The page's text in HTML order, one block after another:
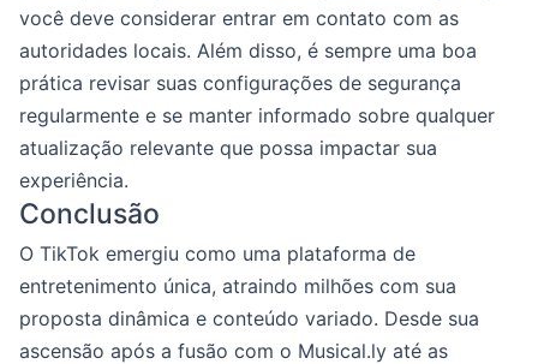
você deve considerar entrar em contato com as
autoridades locais. Além disso, é sempre uma boa
prática revisar suas configurações de segurança
regularmente e se manter informado sobre qualquer
atualização relevante que possa impactar sua
experiência.
Conclusão
O TikTok emergiu como uma plataforma de
entretenimento única, atraindo milhões com sua
proposta dinâmica e conteúdo variado. Desde sua
ascensão após a fusão com o Musical.ly até as